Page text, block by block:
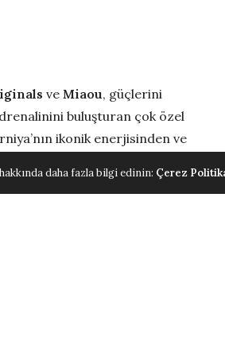
ve Miaou, güçlerini
buluşturan çok özel
ikonik enerjisinden ve
daha fazla bilgi edinin: Çerez